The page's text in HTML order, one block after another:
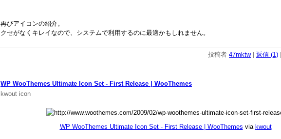
再びアイコンの紹介。
クセがなくキレイなので、システムで利用するのに最適かもしれません。
投稿者 47mktw| 返信 (1)
WP WooThemes Ultimate Icon Set - First Release | WooThemes
kwout icon
WP WooThemes Ultimate Icon Set - First Release | WooThemes via kwout